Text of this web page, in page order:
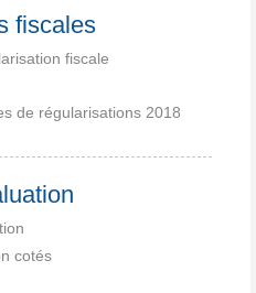
fiscales
fiscale
de régularisations 2018
cotés